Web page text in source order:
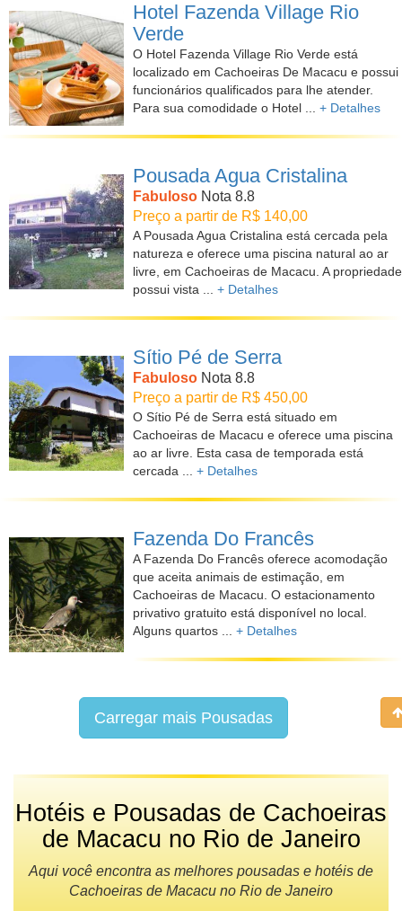
Hotel Fazenda Village Rio
Verde
O Hotel Fazenda Village Rio Verde está
localizado em Cachoeiras De Macacu e possui
funcionários qualificados para lhe atender.
Para sua comodidade o Hotel ... + Detalhes
Pousada Agua Cristalina
Fabuloso Nota 8.8
Preço a partir de R$ 140,00
A Pousada Agua Cristalina está cercada pela
natureza e oferece uma piscina natural ao ar
livre, em Cachoeiras de Macacu. A propriedade
possui vista ... + Detalhes
Sítio Pé de Serra
Fabuloso Nota 8.8
Preço a partir de R$ 450,00
O Sítio Pé de Serra está situado em
Cachoeiras de Macacu e oferece uma piscina
ao ar livre. Esta casa de temporada está
cercada ... + Detalhes
Fazenda Do Francês
A Fazenda Do Francês oferece acomodação
que aceita animais de estimação, em
Cachoeiras de Macacu. O estacionamento
privativo gratuito está disponível no local.
Alguns quartos ... + Detalhes
Carregar mais Pousadas
Hotéis e Pousadas de Cachoeiras
de Macacu no Rio de Janeiro
Aqui você encontra as melhores pousadas e hotéis de
Cachoeiras de Macacu no Rio de Janeiro